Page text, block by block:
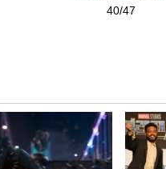
40/47